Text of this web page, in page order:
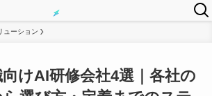
ューション
けAI研修会社4選｜各社の